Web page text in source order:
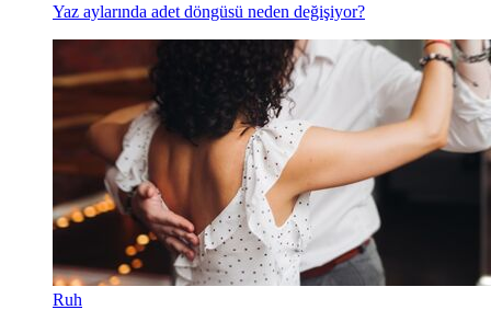
Yaz aylarında adet döngüsü neden değişiyor?
Ruh